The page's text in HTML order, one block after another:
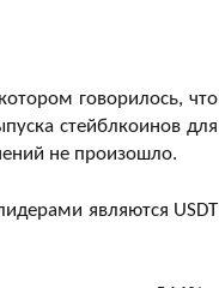
говорилось, что
стейблкоинов для
не произошло.
являются USDT